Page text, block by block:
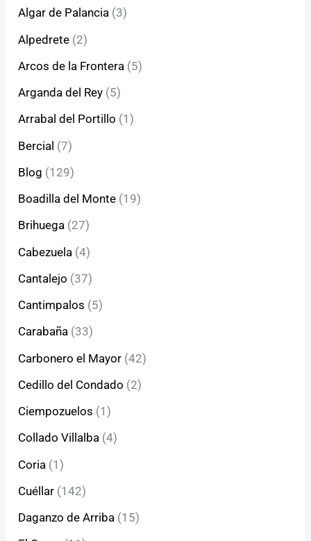
Algar de Palancia (3)
Alpedrete (2)
Arcos de la Frontera (5)
Arganda del Rey (5)
Arrabal del Portillo (1)
Bercial (7)
Blog (129)
Boadilla del Monte (19)
Brihuega (27)
Cabezuela (4)
Cantalejo (37)
Cantimpalos (5)
Carabaña (33)
Carbonero el Mayor (42)
Cedillo del Condado (2)
Ciempozuelos (1)
Collado Villalba (4)
Coria (1)
Cuéllar (142)
Daganzo de Arriba (15)